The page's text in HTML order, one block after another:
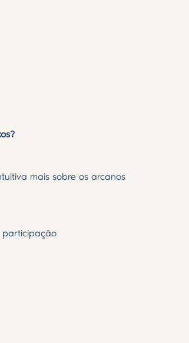
mais sobre os arcanos
participação